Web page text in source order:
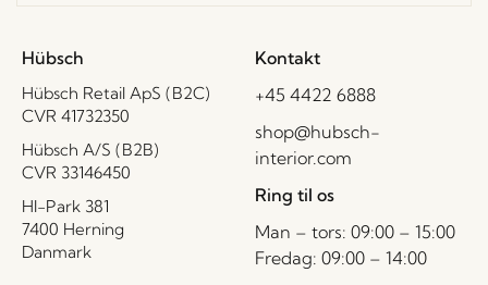
Hübsch
Hübsch Retail ApS (B2C)
CVR 41732350
Hübsch A/S (B2B)
CVR 33146450
HI-Park 381
7400 Herning
Danmark
Kontakt
+45 4422 6888
shop@hubsch-
interior.com
Ring til os
Man – tors: 09:00 – 15:00
Fredag: 09:00 – 14:00